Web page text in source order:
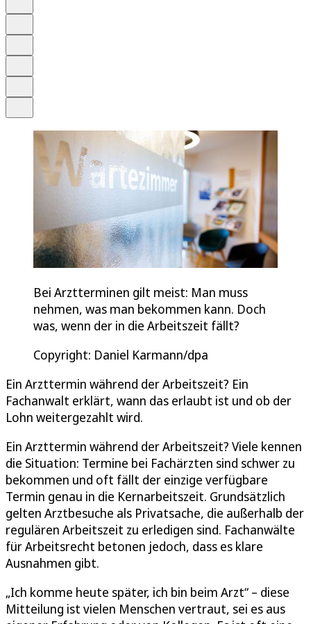
Bei Arztterminen gilt meist: Man muss
nehmen, was man bekommen kann. Doch
was, wenn der in die Arbeitszeit fällt?
Copyright: Daniel Karmann/dpa
Ein Arzttermin während der Arbeitszeit? Ein
Fachanwalt erklärt, wann das erlaubt ist und ob der
Lohn weitergezahlt wird.
Ein Arzttermin während der Arbeitszeit? Viele kennen
die Situation: Termine bei Fachärzten sind schwer zu
bekommen und oft fällt der einzige verfügbare
Termin genau in die Kernarbeitszeit. Grundsätzlich
gelten Arztbesuche als Privatsache, die außerhalb der
regulären Arbeitszeit zu erledigen sind. Fachanwälte
für Arbeitsrecht betonen jedoch, dass es klare
Ausnahmen gibt.
„Ich komme heute später, ich bin beim Arzt“ – diese
Mitteilung ist vielen Menschen vertraut, sei es aus